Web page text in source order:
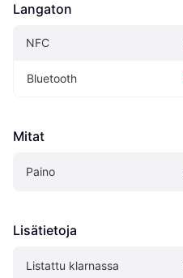
Langaton
NFC
Bluetooth
Mitat
Paino
Lisätietoja
Listattu klarnassa